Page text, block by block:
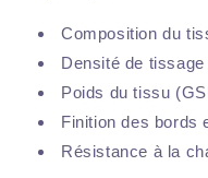
Composition du
Densité de tissage
Poids du tissu
Finition des bords
Résistance à la